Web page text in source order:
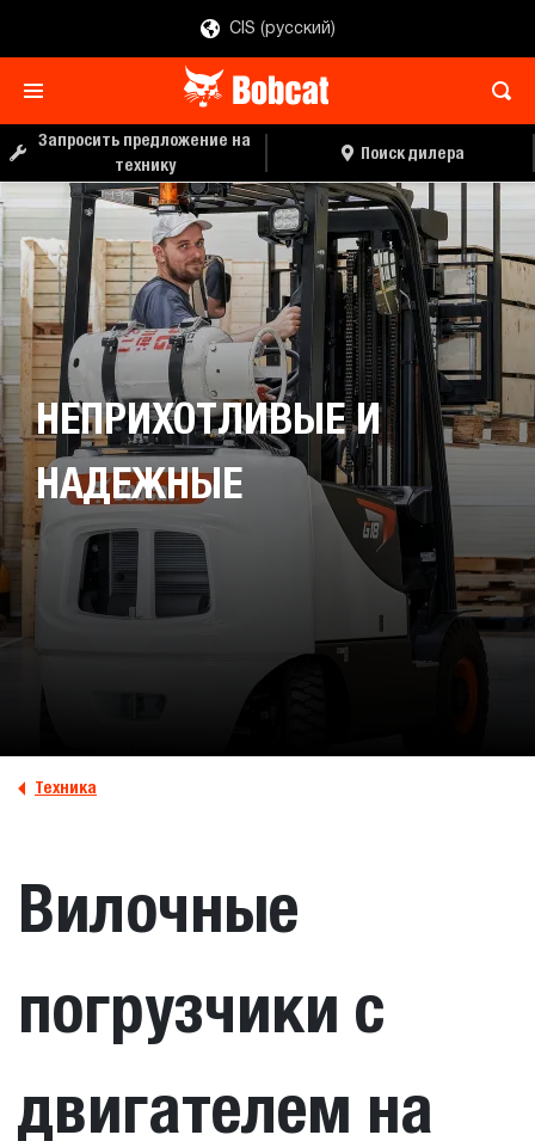
CIS (русский)
Запросить предложение на
технику
Поиск дилера
НЕПРИХОТЛИВЫЕ И
НАДЕЖНЫЕ
Техника
Вилочные
погрузчики с
двигателем на